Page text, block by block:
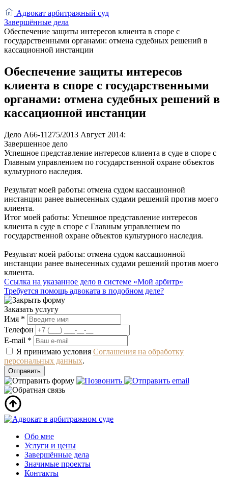
Адвокат арбитражный суд
Завершённые дела
Обеспечение защиты интересов клиента в споре с
государственными органами: отмена судебных решений в
кассационной инстанции
Обеспечение защиты интересов
клиента в споре с государственными
органами: отмена судебных решений в
кассационной инстанции
Дело А66-11275/2013 Август 2014:
Завершенное дело
Успешное представление интересов клиента в суде в споре с
Главным управлением по государственной охране объектов
культурного наследия.
Результат моей работы: отмена судом кассационной
инстанции ранее вынесенных судами решений против моего
клиента.
Итог моей работы: Успешное представление интересов
клиента в суде в споре с Главным управлением по
государственной охране объектов культурного наследия.
Результат моей работы: отмена судом кассационной
инстанции ранее вынесенных судами решений против моего
клиента.
Ссылка на указанное дело в системе «Мой арбитр»
Требуется помощь адвоката в подобном деле?
Заказать услугу
Имя *
Телефон
E-mail *
Я принимаю условия Соглашения на обработку
персональных данных.
Обо мне
Услуги и цены
Завершённые дела
Значимые проекты
Контакты